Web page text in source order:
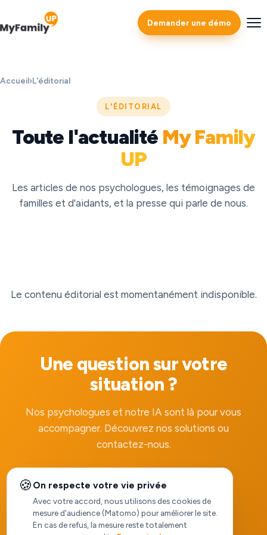
Demander une démo
Accueil›L'éditorial
L'ÉDITORIAL
Toute l'actualité My Family
UP
Les articles de nos psychologues, les témoignages de
familles et d'aidants, et la presse qui parle de nous.
Le contenu éditorial est momentanément indisponible.
Une question sur votre
situation ?
Nos psychologues et notre IA sont là pour vous
accompagner. Découvrez nos solutions ou
contactez-nous.
Voir nos solutions
Nous contacter
🍪 On respecte votre vie privée
Avec votre accord, nous utilisons des cookies de
mesure d'audience (Matomo) pour améliorer le site.
En cas de refus, la mesure reste totalement